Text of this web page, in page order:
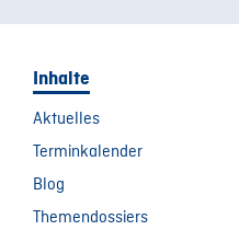
Inhalte
Aktuelles
Terminkalender
Blog
Themendossiers